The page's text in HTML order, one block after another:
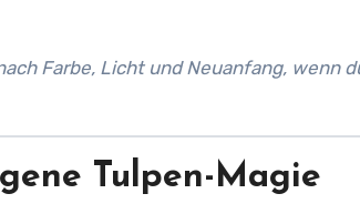
Farbe, Licht und Neuanfang, wenn
Tulpen-Magie